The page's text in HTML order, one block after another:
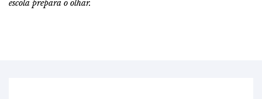
escola prepara o olhar.